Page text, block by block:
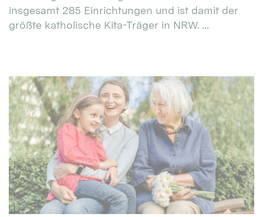
insgesamt 285 Einrichtungen und ist damit der
größte katholische Kita-Träger in NRW. ...